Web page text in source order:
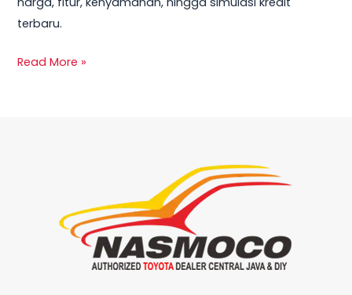
terbaru.
Read More »